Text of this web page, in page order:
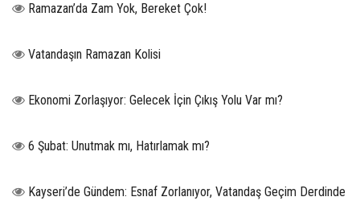
Ramazan’da Zam Yok, Bereket Çok!
Vatandaşın Ramazan Kolisi
Ekonomi Zorlaşıyor: Gelecek İçin Çıkış Yolu Var mı?
6 Şubat: Unutmak mı, Hatırlamak mı?
Kayseri’de Gündem: Esnaf Zorlanıyor, Vatandaş Geçim Derdinde